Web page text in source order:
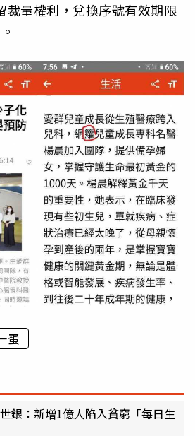
裁量權利，兌換序號有效期限
蛋
銀：新增1億人陷入貧窮「每日生